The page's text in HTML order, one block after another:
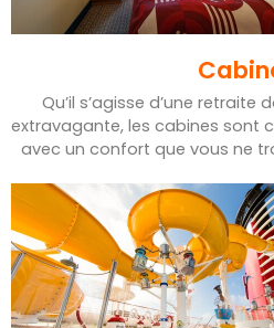
Qu’il s’agisse d’une retraite
extravagante, les cabines sont
avec un confort que vous ne